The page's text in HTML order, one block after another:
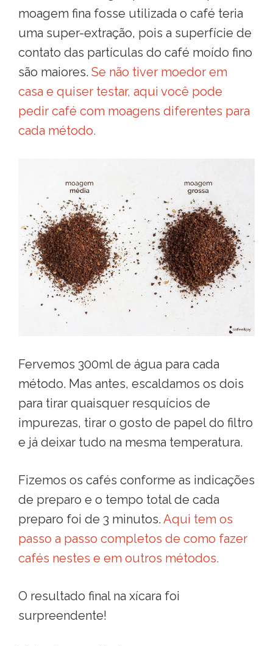
moagem fina fosse utilizada o café teria
uma super-extração, pois a superfície de
contato das partículas do café moído fino
são maiores. Se não tiver moedor em
casa e quiser testar, aqui você pode
pedir café com moagens diferentes para
cada método.
Fervemos 300ml de água para cada
método. Mas antes, escaldamos os dois
para tirar quaisquer resquícios de
impurezas, tirar o gosto de papel do filtro
e já deixar tudo na mesma temperatura.
Fizemos os cafés conforme as indicações
de preparo e o tempo total de cada
preparo foi de 3 minutos. Aqui tem os
passo a passo completos de como fazer
cafés nestes e em outros métodos.
O resultado final na xícara foi
surpreendente!